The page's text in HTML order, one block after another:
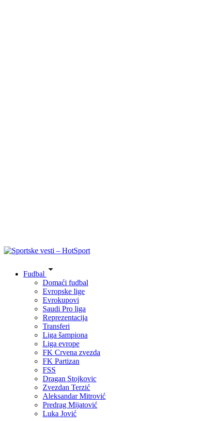
Fudbal
Domaći fudbal
Evropske lige
Evrokupovi
Saudi Pro liga
Reprezentacija
Transferi
Liga šampiona
Liga evrope
FK Crvena zvezda
FK Partizan
FSS
Dragan Stojkovic
Zvezdan Terzić
Aleksandar Mitrović
Predrag Mijatović
Luka Jović